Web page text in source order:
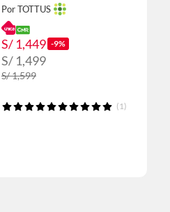
Por TOTTUS
S/ 1,449 -9%
S/ 1,499
S/ 1,599
(1)